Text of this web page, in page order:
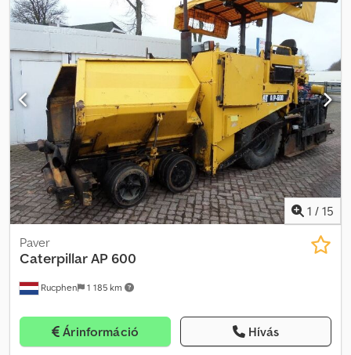
1 / 15
Rucphen 1 185 km
Paver
CaterpillarAP 600
Árinformáció Hívás